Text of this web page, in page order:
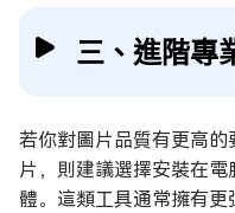
三、進階專
若你對圖片品質有更高的
片，則建議選擇安裝在
體。這類工具通常擁有